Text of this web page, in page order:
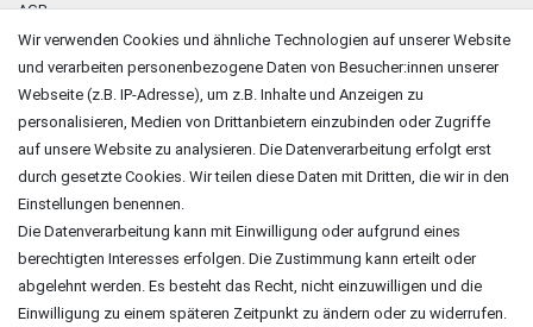
AGB
Impressum
ZAHLUNGSARTEN
Wir verwenden Cookies und ähnliche Technologien auf unserer Website
und verarbeiten personenbezogene Daten von Besucher:innen unserer
Webseite (z.B. IP-Adresse), um z.B. Inhalte und Anzeigen zu
personalisieren, Medien von Drittanbietern einzubinden oder Zugriffe
auf unsere Website zu analysieren. Die Datenverarbeitung erfolgt erst
durch gesetzte Cookies. Wir teilen diese Daten mit Dritten, die wir in den
Einstellungen benennen.
Die Datenverarbeitung kann mit Einwilligung oder aufgrund eines
berechtigten Interesses erfolgen. Die Zustimmung kann erteilt oder
abgelehnt werden. Es besteht das Recht, nicht einzuwilligen und die
Einwilligung zu einem späteren Zeitpunkt zu ändern oder zu widerrufen.